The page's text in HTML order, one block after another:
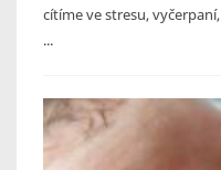
cítíme ve stresu,
...